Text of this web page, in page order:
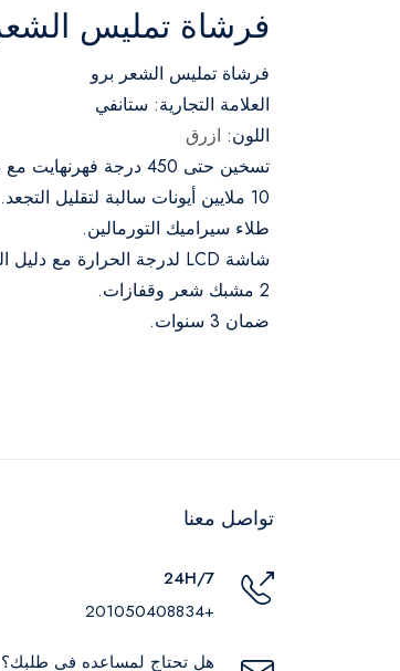
فرشاة تمليس
فرشاة تمليس الشعر برو
العلامة التجارية: ستانفي
اللون: ازرق
تسخين حتى 450 درجة فهرنهايت مع درجة حرارة قابلة للتعديل.
10 ملايين أيونات سالبة لتقليل التجعد.
طلاء سيراميك التورمالين.
شاشة LCD لدرجة الحرارة مع دليل الشعر الذكي.
2 مشبك شعر وقفازات.
ضمان 3 سنوات.
تواصل معنا
24H/7
+201050408834
هل تحتاج لمساعده في طلبك؟